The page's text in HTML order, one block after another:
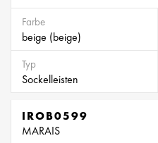
Farbe
beige (beige)
Typ
Sockelleisten
IROB0599
MARAIS